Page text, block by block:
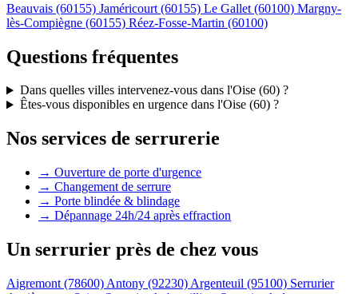
Beauvais (60155) Jaméricourt (60155) Le Gallet (60100) Margny-
lès-Compiègne (60155) Réez-Fosse-Martin (60100)
Questions fréquentes
Dans quelles villes intervenez-vous dans l'Oise (60) ?
Êtes-vous disponibles en urgence dans l'Oise (60) ?
Nos services de serrurerie
→ Ouverture de porte d'urgence
→ Changement de serrure
→ Porte blindée & blindage
→ Dépannage 24h/24 après effraction
Un serrurier près de chez vous
Aigremont (78600) Antony (92230) Argenteuil (95100) Serrurier